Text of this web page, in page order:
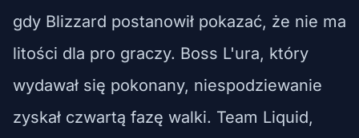
gdy Blizzard postanowił pokazać, że nie ma
litości dla pro graczy. Boss L'ura, który
wydawał się pokonany, niespodziewanie
zyskał czwartą fazę walki. Team Liquid,